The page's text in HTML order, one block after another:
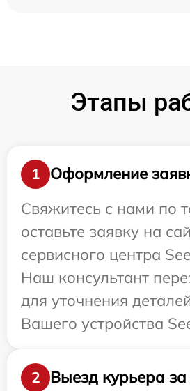
Этапы
1
Оформление
Свяжитесь с нами по
оставьте заявку на
сервисного центра
Наш консультант
для уточнения
Вашего устройства
2 Выезд курьера